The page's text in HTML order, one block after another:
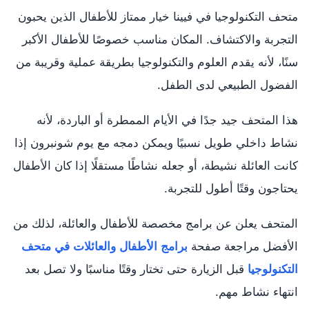
متحف التكنولوجيا في فيينا خيار ممتاز للأطفال الذين يحبون
التجربة والاكتشاف. المكان مناسب خصوصًا للأطفال الأكبر
سنًا، لأنه يقدم العلوم والتكنولوجيا بطريقة عملية وقريبة من
الفضول الطبيعي لدى الطفل.
هذا المتحف جيد جدًا في الأيام الممطرة أو الباردة، لأنه
نشاط داخلي طويل نسبيًا ويمكن دمجه مع يوم شونبرون إذا
كانت العائلة نشيطة، أو جعله نشاطًا مستقلًا إذا كان الأطفال
يحتاجون وقتًا أطول للتجربة.
المتحف يعلن عن برامج مخصصة للأطفال والعائلة، لذلك من
الأفضل مراجعة صفحة برامج الأطفال والعائلات في متحف
التكنولوجيا قبل الزيارة حتى تختار وقتًا مناسبًا ولا تصل بعد
انتهاء نشاط مهم.